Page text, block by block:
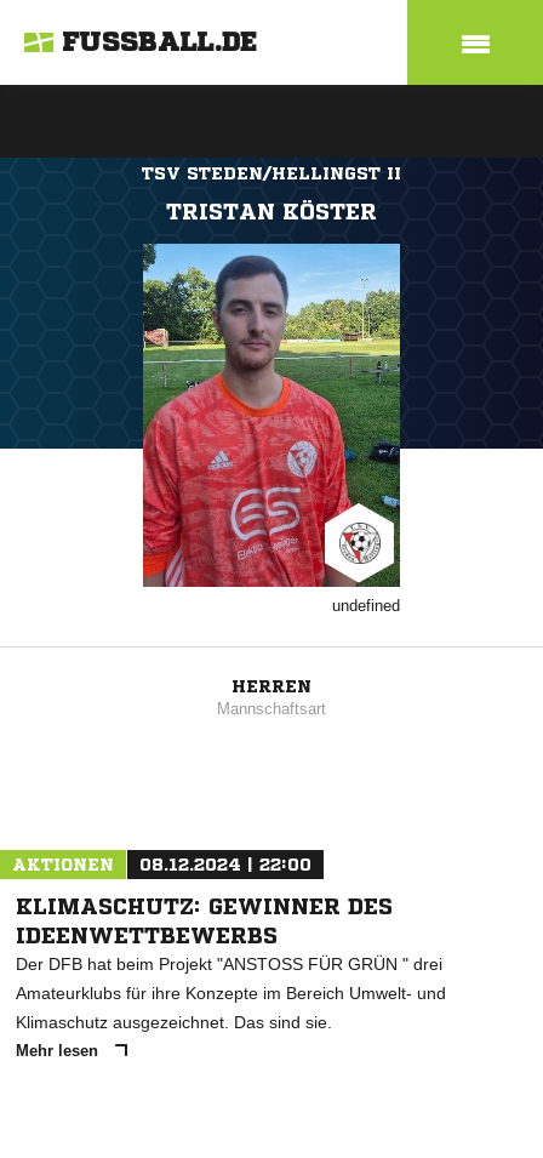
FUSSBALL.DE
TSV STEDEN/HELLINGST II
TRISTAN KÖSTER
undefined
HERREN
Mannschaftsart
AKTIONEN 08.12.2024 | 22:00
KLIMASCHUTZ: GEWINNER DES
IDEENWETTBEWERBS
Der DFB hat beim Projekt "ANSTOSS FÜR GRÜN " drei
Amateurklubs für ihre Konzepte im Bereich Umwelt- und
Klimaschutz ausgezeichnet. Das sind sie.
Mehr lesen